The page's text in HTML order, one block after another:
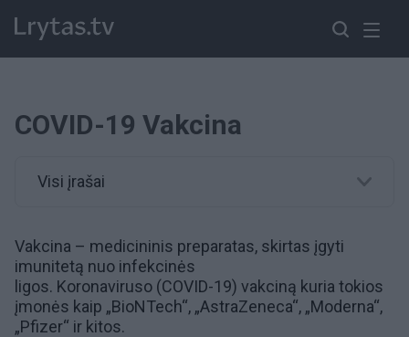
COVID-19 Vakcina
Visi įrašai
Vakcina – medicininis preparatas, skirtas įgyti
imunitetą nuo infekcinės
ligos. Koronaviruso (COVID-19) vakciną kuria tokios
įmonės kaip „BioNTech“, „AstraZeneca“, „Moderna“,
„Pfizer“ ir kitos.